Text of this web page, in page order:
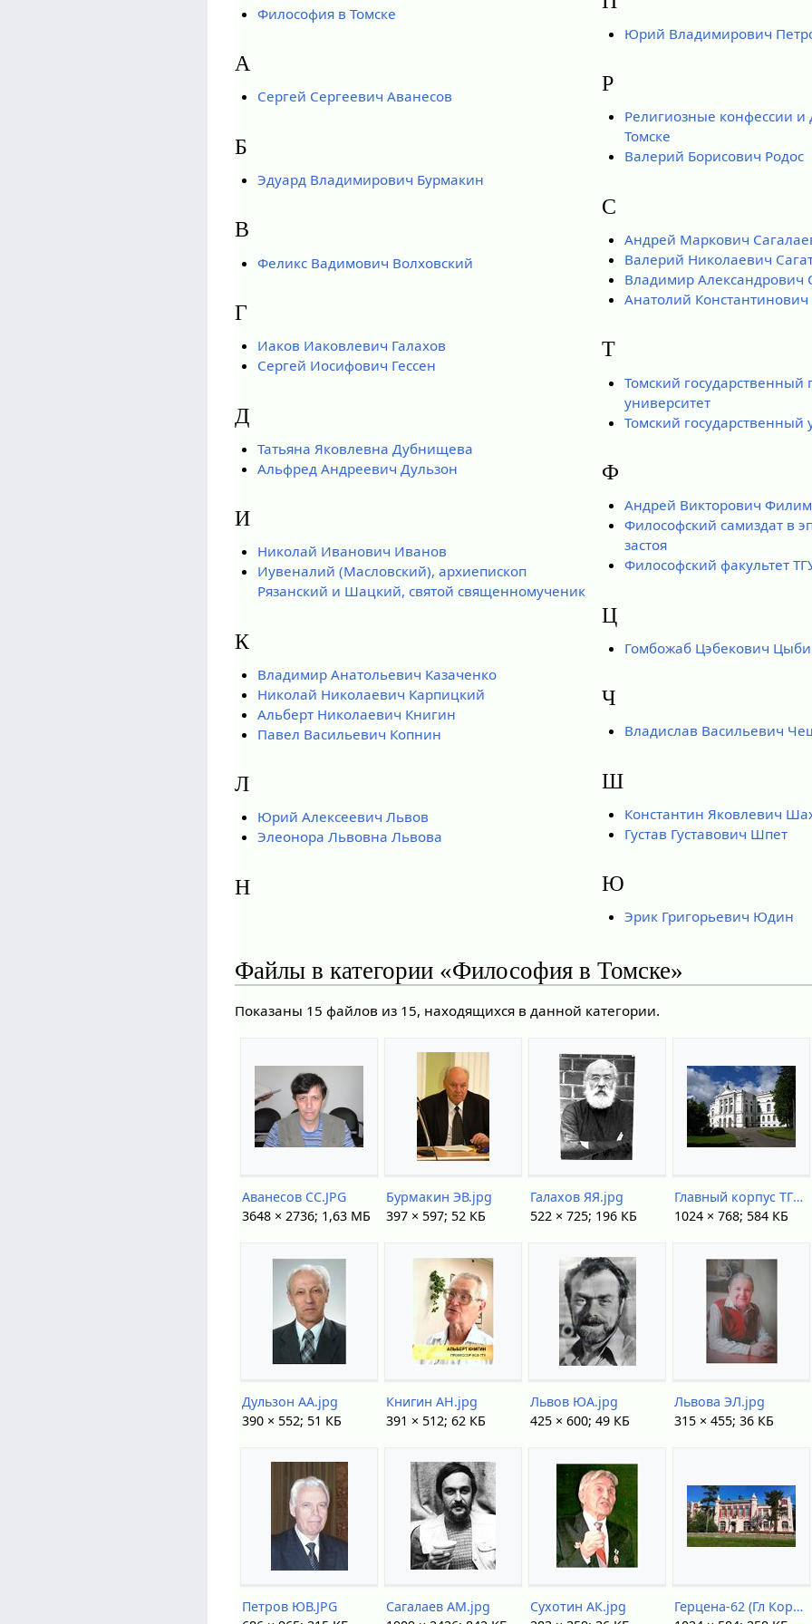
Философия в Томске
А
Сергей Сергеевич Аванесов
Б
Эдуард Владимирович Бурмакин
В
Феликс Вадимович Волховский
Г
Иаков Иаковлевич Галахов
Сергей Иосифович Гессен
Д
Татьяна Яковлевна Дубнищева
Альфред Андреевич Дульзон
И
Николай Иванович Иванов
Иувеналий (Масловский), архиепископ
Рязанский и Шацкий, святой священномученик
К
Владимир Анатольевич Казаченко
Николай Николаевич Карпицкий
Альберт Николаевич Книгин
Павел Васильевич Копнин
Л
Юрий Алексеевич Львов
Элеонора Львовна Львова
Н
Юрий Владимирович
Р
Религиозные конфессии и
Томске
Валерий Борисович Родос
С
Андрей Маркович
Валерий Николаевич
Владимир Александрович
Анатолий Константинович
Т
Томский государственный
университет
Томский государственный
Ф
Андрей Викторович
Философский самиздат в
застоя
Философский факультет
Ц
Гомбожаб Цэбекович
Ч
Владислав Васильевич
Ш
Константин Яковлевич
Густав Густавович Шпет
Ю
Эрик Григорьевич Юдин
Файлы в категории «Философия в Томске»
Показаны 15 файлов из 15, находящихся в данной категории.
Аванесов СС.JPG
3648 × 2736; 1,63 МБ
Бурмакин ЭВ.jpg
397 × 597; 52 КБ
Галахов ЯЯ.jpg
522 × 725; 196 КБ
Главный корпус ТГУ.jpg
1024 × 768; 584 КБ
Дульзон АА.jpg
390 × 552; 51 КБ
Книгин АН.jpg
391 × 512; 62 КБ
Львов ЮА.jpg
425 × 600; 49 КБ
Львова ЭЛ.jpg
315 × 455; 36 КБ
Петров ЮВ.JPG
Сагалаев АМ.jpg
Сухотин АК.jpg
Герцена-62 (Гл Корп ТГПУ).jpg